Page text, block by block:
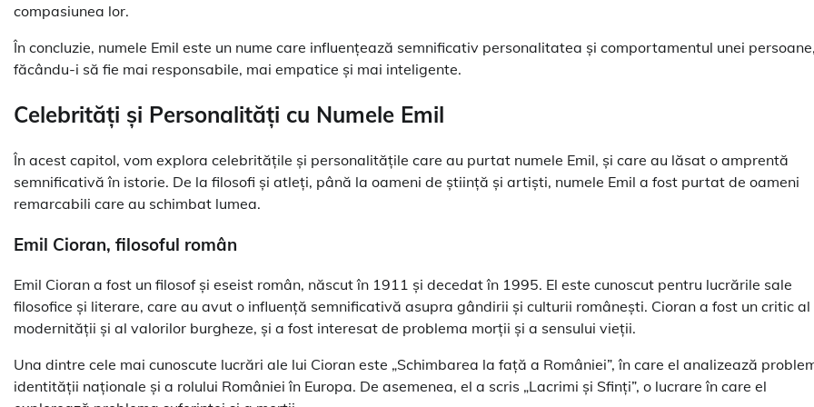
compasiunea lor.
În concluzie, numele Emil este un nume care influențează semnificativ personalitatea și comportamentul unei
făcându-i să fie mai responsabile, mai empatice și mai inteligente.
Celebrități și Personalități cu Numele Emil
În acest capitol, vom explora celebritățile și personalitățile care au purtat numele Emil, și care au lăsat o amprentă
semnificativă în istorie. De la filosofi și atleți, până la oameni de știință și artiști, numele Emil a fost purtat de oameni
remarcabili care au schimbat lumea.
Emil Cioran, filosoful român
Emil Cioran a fost un filosof și eseist român, născut în 1911 și decedat în 1995. El este cunoscut pentru lucrările sale
filosofice și literare, care au avut o influență semnificativă asupra gândirii și culturii românești. Cioran a fost un critic al
modernității și al valorilor burgheze, și a fost interesat de problema morții și a sensului vieții.
Una dintre cele mai cunoscute lucrări ale lui Cioran este „Schimbarea la față a României”, în care el analizează
identității naționale și a rolului României în Europa. De asemenea, el a scris „Lacrimi și Sfinți”, o lucrare în care el